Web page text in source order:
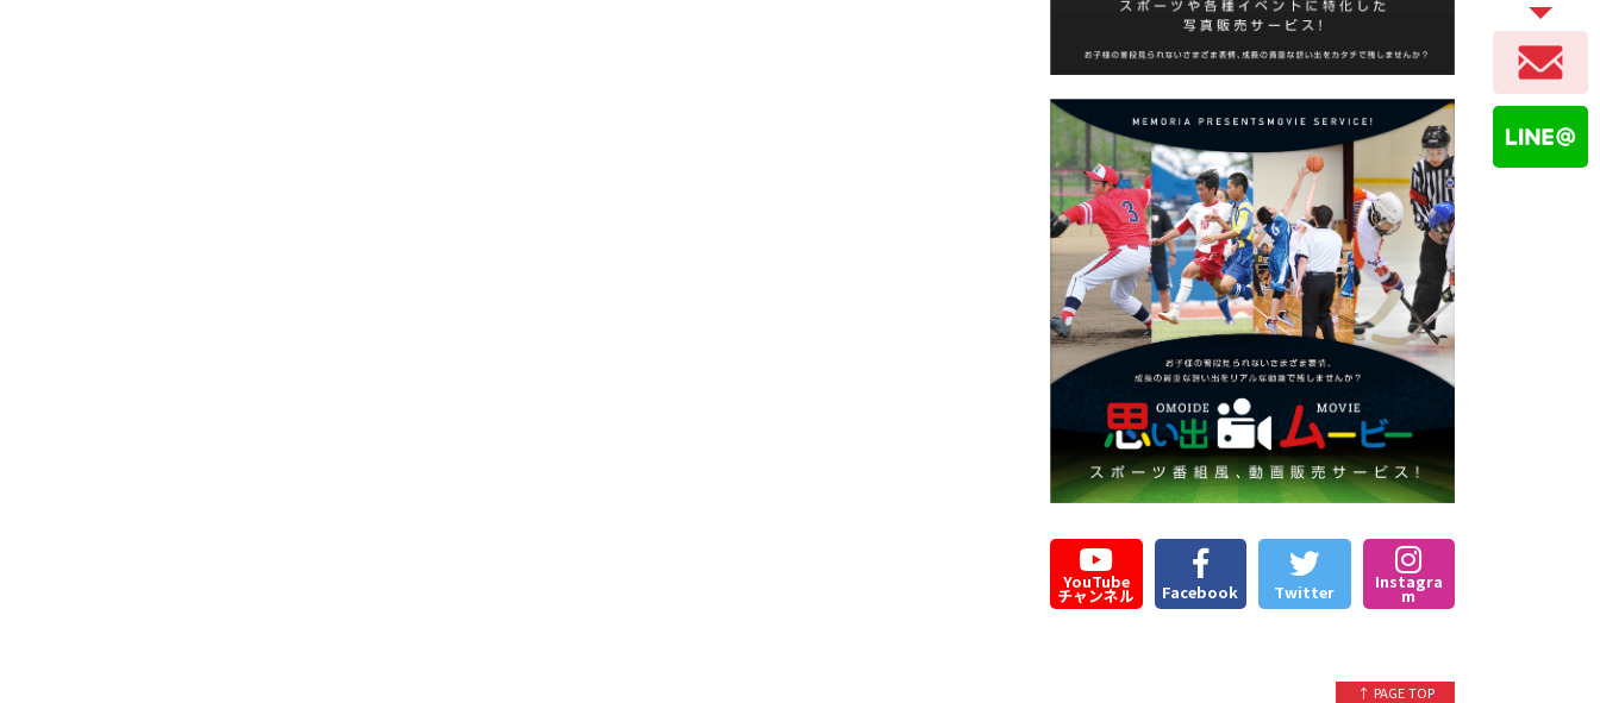
YouTube
チャンネル Facebook Twitter Instagra
m
↑ PAGE TOP